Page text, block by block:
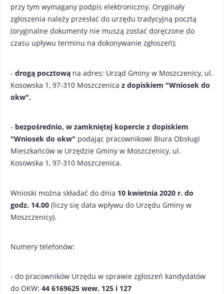
przy tym wymagany podpis elektroniczny. Oryginały
zgłoszenia należy przesłać do urzędu tradycyjną pocztą
(oryginalne dokumenty nie muszą zostać doręczone do
czasu upływu terminu na dokonywanie zgłoszeń);
- drogą pocztową na adres: Urząd Gminy w Moszczenicy, ul.
Kosowska 1, 97-310 Moszczenica z dopiskiem "Wniosek do
okw".
- bezpośrednio, w zamkniętej kopercie z dopiskiem
"Wniosek do okw" podając pracownikowi Biura Obsługi
Mieszkańców w Urzędzie Gminy w Moszczenicy, ul.
Kosowska 1, 97-310 Moszczenica.
Wnioski można składać do dnia 10 kwietnia 2020 r. do
godz. 14.00 (liczy się data wpływu do Urzędu Gminy w
Moszczenicy).
Numery telefonów:
- do pracowników Urzędu w sprawie zgłoszeń kandydatów
do OKW: 44 6169625 wew. 125 i 127